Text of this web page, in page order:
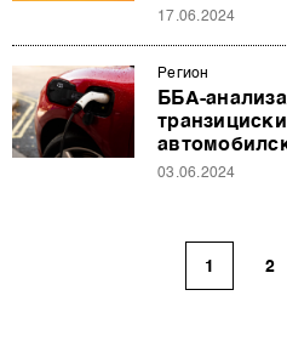
ја повлечете без негативни
17.06.2024
Регион
ББА-
03.06.2024
1 2